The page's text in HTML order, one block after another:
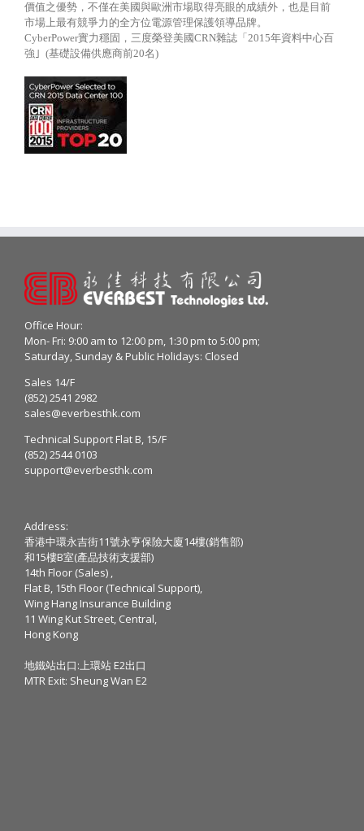
價值之優勢，不僅在美國與歐洲市場取得亮眼的成績外，也是目前
市場上最有競爭力的全方位電源管理保護領導品牌。
CyberPower實力穩固，三度榮登美國CRN雜誌「 2015年資料中心百
強｣ (基礎設備供應商前20名)
Office Hour:
Mon- Fri: 9:00 am to 12:00 pm, 1:30 pm to 5:00 pm;
Saturday, Sunday & Public Holidays: Closed
Sales 14/F
(852) 2541 2982
sales@everbesthk.com
Technical Support Flat B, 15/F
(852) 2544 0103
support@everbesthk.com
Address:
香港中環永吉街11號永亨保險大廈14樓(銷售部)
和15樓B室(產品技術支援部)
14th Floor (Sales) ,
Flat B, 15th Floor (Technical Support),
Wing Hang Insurance Building
11 Wing Kut Street, Central,
Hong Kong
地鐵站出口:上環站 E2出口
MTR Exit: Sheung Wan E2